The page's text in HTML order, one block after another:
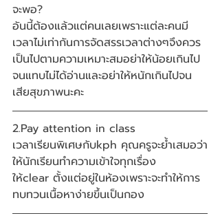
จะพอ?
อันนี้ต้องแล้วแต่คนเลยเพราะแต่ละคนมี
เวลาไม่เท่ากันการจัดสรรเวลาต่างๆจึงควร
เป็นไปตามความเหมาะสมอย่าให้น้อยเกินไป
จนแทบไม่ได้อ่านและอย่าให้หนักเกินไปจน
เสียสุขภาพนะคะ
2.Pay attention in class
เวลาเรียนพิเศษกับkph คุณครูจะย้ำเสมอว่า
ให้นักเรียนทำความเข้าใจทุกเรื่อง
ให้clear ตั้งแต่อยู่ในห้องเพราะจะทำให้การ
ทบทวนเนื้อหาง่ายขึ้นเป็นกอง